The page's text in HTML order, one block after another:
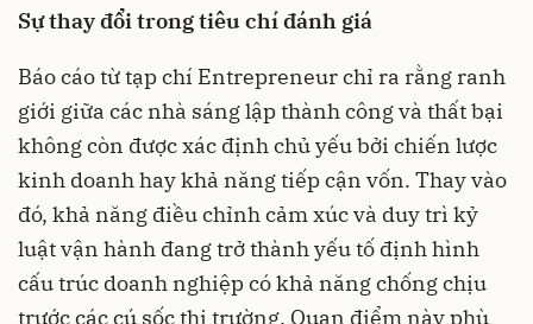
Sự thay đổi trong tiêu chí đánh giá
Báo cáo từ tạp chí Entrepreneur chỉ ra rằng ranh
giới giữa các nhà sáng lập thành công và thất bại
không còn được xác định chủ yếu bởi chiến lược
kinh doanh hay khả năng tiếp cận vốn. Thay vào
đó, khả năng điều chỉnh cảm xúc và duy trì kỷ
luật vận hành đang trở thành yếu tố định hình
cấu trúc doanh nghiệp có khả năng chống chịu
trước các cú sốc thị trường. Quan điểm này phù